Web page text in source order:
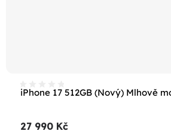
iPhone 17 512GB (Nový) Mlhově
27 990 Kč